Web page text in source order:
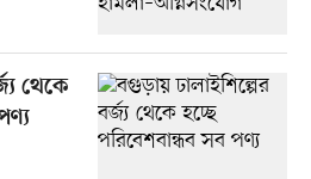
থেকে